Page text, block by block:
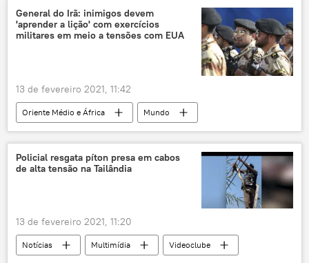
presa
General do Irã: inimigos devem
'aprender a lição' com exercícios
militares em meio a tensões com EUA
13 de fevereiro 2021, 11:42
Oriente Médio e África
Mundo
Notícias
Corpo de Guardas da Revolução Islâmica (IRGC)
Hossein Salami
inimigos
Policial resgata píton presa em cabos
de alta tensão na Tailândia
13 de fevereiro 2021, 11:20
Notícias Multimídia
Videoclube